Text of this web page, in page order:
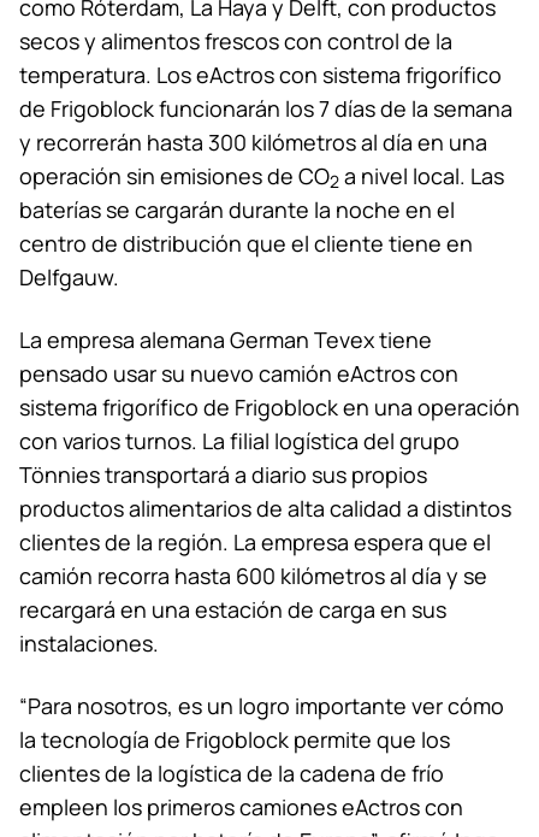
como Róterdam, La Haya y Delft, con productos
secos y alimentos frescos con control de la
temperatura. Los eActros con sistema frigorífico
de Frigoblock funcionarán los 7 días de la semana
y recorrerán hasta 300 kilómetros al día en una
operación sin emisiones de CO2 a nivel local. Las
baterías se cargarán durante la noche en el
centro de distribución que el cliente tiene en
Delfgauw.
La empresa alemana German Tevex tiene
pensado usar su nuevo camión eActros con
sistema frigorífico de Frigoblock en una operación
con varios turnos. La filial logística del grupo
Tönnies transportará a diario sus propios
productos alimentarios de alta calidad a distintos
clientes de la región. La empresa espera que el
camión recorra hasta 600 kilómetros al día y se
recargará en una estación de carga en sus
instalaciones.
“Para nosotros, es un logro importante ver cómo
la tecnología de Frigoblock permite que los
clientes de la logística de la cadena de frío
empleen los primeros camiones eActros con